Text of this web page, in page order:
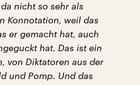
nicht so sehr als
Konnotation, weil das
er gemacht hat, auch
hat. Das ist ein
von Diktatoren aus der
und Pomp. Und das